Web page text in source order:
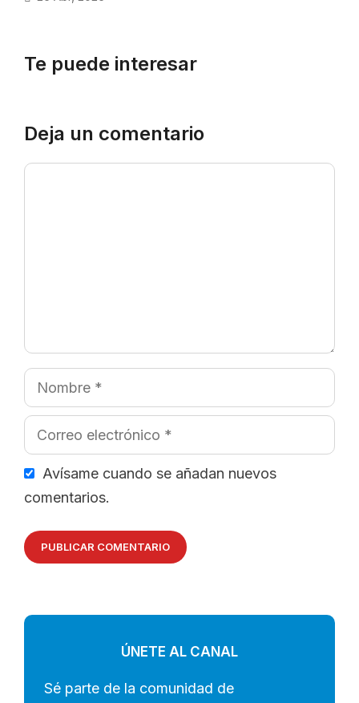
Te puede interesar
Deja un comentario
Comentario
Nombre
Correo
electrónico
Avísame cuando se añadan nuevos
comentarios.
ÚNETE AL CANAL
Sé parte de la comunidad de